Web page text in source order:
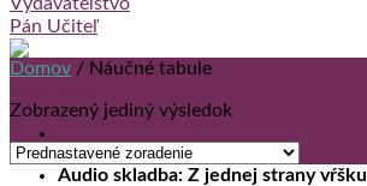
Audio skladba: Z jednej strany vŕšku
Domov / Náučné tabule
Zobrazený jediný výsledok